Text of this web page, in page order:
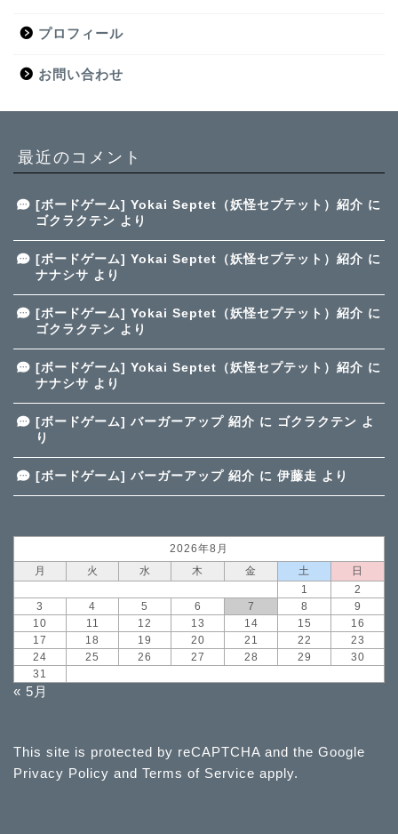
プロフィール
お問い合わせ
最近のコメント
[ボードゲーム] Yokai Septet（妖怪セプテット）紹介 に
ゴクラクテン より
[ボードゲーム] Yokai Septet（妖怪セプテット）紹介 に
ナナシサ より
[ボードゲーム] Yokai Septet（妖怪セプテット）紹介 に
ゴクラクテン より
[ボードゲーム] Yokai Septet（妖怪セプテット）紹介 に
ナナシサ より
[ボードゲーム] バーガーアップ 紹介 に ゴクラクテン よ
り
[ボードゲーム] バーガーアップ 紹介 に 伊藤走 より
2026年8月
月
火 水 木 金 土
日
1
2
3
4 5 6 7 8
9
10
11 12 13 14 15
16
17
18 19 20 21 22
23
24
25 26 27 28 29
30
31
« 5月
This site is protected by reCAPTCHA and the Google
Privacy Policy and Terms of Service apply.